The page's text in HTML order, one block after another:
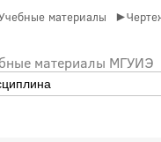
материалы
материалы МГУИЭ